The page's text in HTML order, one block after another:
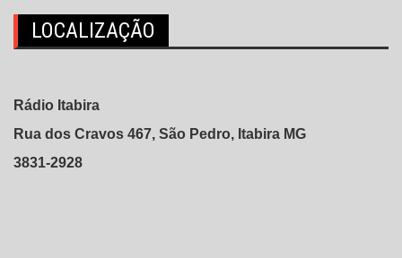
LOCALIZAÇÃO
Rádio Itabira
Rua dos Cravos 467, São Pedro, Itabira MG
3831-2928